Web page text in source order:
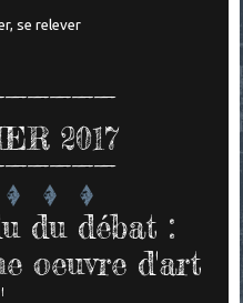
se relever
2017
du débat :
oeuvre d'art